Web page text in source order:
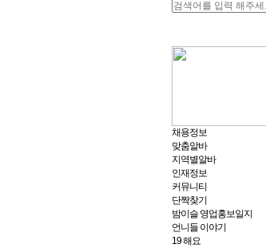
채용정보
맞춤알바
지역별알바
인재정보
커뮤니티
단짝찾기
밤이슬 영업홍보일지
언니들 이야기
19 해요